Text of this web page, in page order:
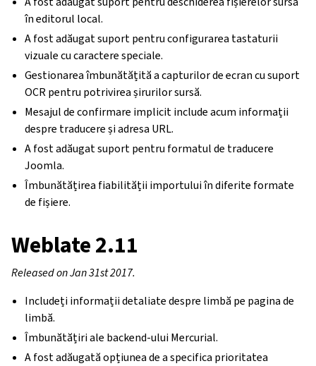
în editorul local.
A fost adăugat suport pentru configurarea tastaturii
vizuale cu caractere speciale.
Gestionarea îmbunătățită a capturilor de ecran cu suport
OCR pentru potrivirea șirurilor sursă.
Mesajul de confirmare implicit include acum informații
despre traducere și adresa URL.
A fost adăugat suport pentru formatul de traducere
Joomla.
Îmbunătățirea fiabilității importului în diferite formate
de fișiere.
Weblate 2.11
Released on Jan 31st 2017.
Includeți informații detaliate despre limbă pe pagina de
limbă.
Îmbunătățiri ale backend-ului Mercurial.
A fost adăugată opțiunea de a specifica prioritatea